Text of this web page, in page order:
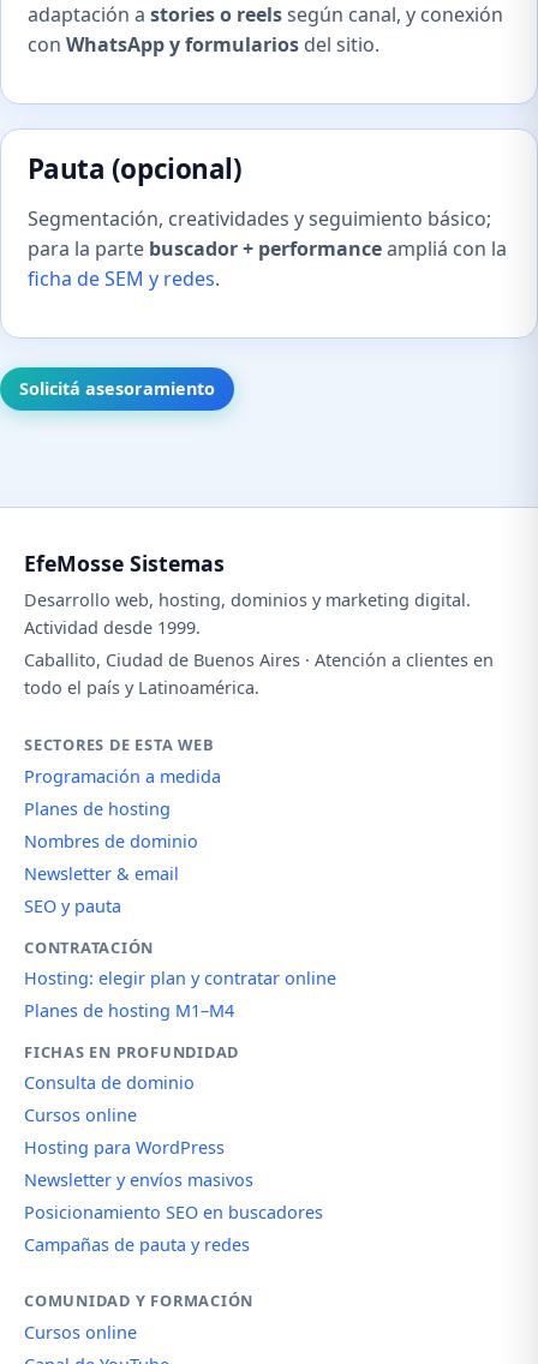
adaptación a stories o reelssegún canal, y conexión
con WhatsApp y formulariosdel sitio.
Pauta (opcional)
Segmentación, creatividades y seguimiento básico;
para la parte buscador + performanceampliá con la
ficha de SEM y redes.
Solicitá asesoramiento
EfeMosse Sistemas
Desarrollo web, hosting, dominios y marketing digital.
Actividad desde 1999.
Caballito, Ciudad de Buenos Aires · Atención a clientes en
todo el país y Latinoamérica.
SECTORES DE ESTA WEB
Programación a medida
Planes de hosting
Nombres de dominio
Newsletter & email
SEO y pauta
CONTRATACIÓN
Hosting: elegir plan y contratar online
Planes de hosting M1–M4
FICHAS EN PROFUNDIDAD
Consulta de dominio
Cursos online
Hosting para WordPress
Newsletter y envíos masivos
Posicionamiento SEO en buscadores
Campañas de pauta y redes
COMUNIDAD Y FORMACIÓN
Cursos online